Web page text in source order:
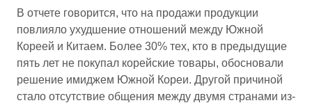
В отчете говорится, что на продажи продукции
повлияло ухудшение отношений между Южной
Кореей и Китаем. Более 30% тех, кто в предыдущие
пять лет не покупал корейские товары, обосновали
решение имиджем Южной Кореи. Другой причиной
стало отсутствие общения между двумя странами из-